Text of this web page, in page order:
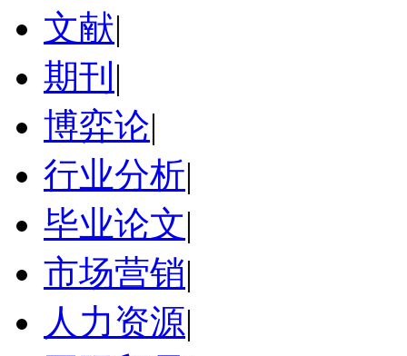
文献|
期刊 |
博弈论|
行业分析|
毕业论文|
市场营销|
人力资源|